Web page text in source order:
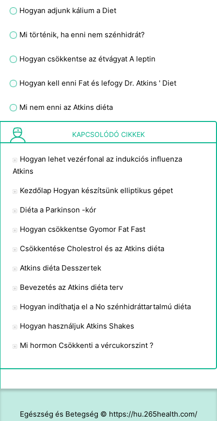
Hogyan adjunk kálium a Diet
Mi történik, ha enni nem szénhidrát?
Hogyan csökkentse az étvágyat A leptin
Hogyan kell enni Fat és lefogy Dr. Atkins ' Diet
Mi nem enni az Atkins diéta
Hogyan lehet megállítani a Atkins diéta
KAPCSOLÓDÓ CIKKEK
Hogyan lehet vezérfonal az indukciós influenza
Atkins
Kezdőlap Hogyan készítsünk elliptikus gépet
Diéta a Parkinson -kór
Hogyan csökkentse Gyomor Fat Fast
Csökkentése Cholestrol és az Atkins diéta
Atkins diéta Desszertek
Bevezetés az Atkins diéta terv
Hogyan indíthatja el a No szénhidráttartalmú diéta
Hogyan használjuk Atkins Shakes
Mi hormon Csökkenti a vércukorszint ?
Egészség és Betegség © https://hu.265health.com/